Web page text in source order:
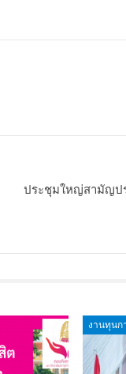
ประชุมใหญ่สามัญป
งานทุนก